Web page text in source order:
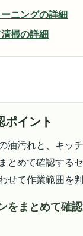
ニングの詳細
掃の詳細
ポイント
油汚れと、キッ
とめて確認する
せて作業範囲を判
をまとめて確